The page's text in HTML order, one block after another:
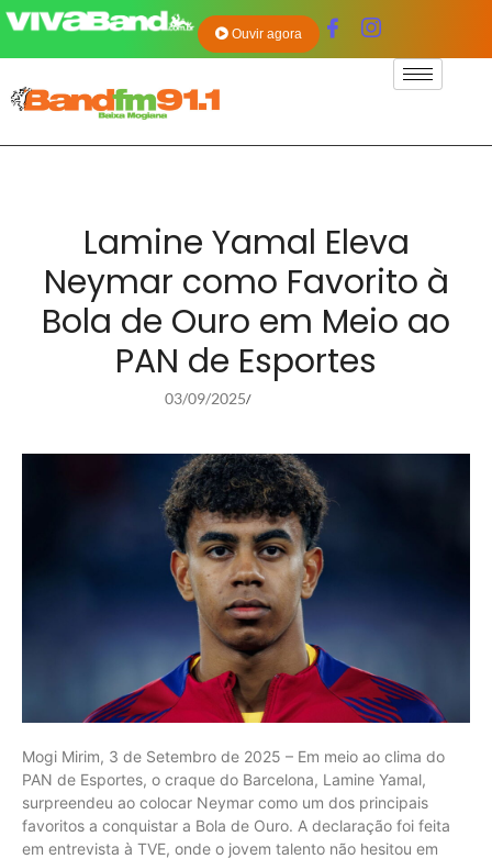
Ouvir agora
Lamine Yamal Eleva
Neymar como Favorito à
Bola de Ouro em Meio ao
PAN de Esportes
03/09/2025/
Mogi Mirim, 3 de Setembro de 2025 – Em meio ao clima do
PAN de Esportes, o craque do Barcelona, Lamine Yamal,
surpreendeu ao colocar Neymar como um dos principais
favoritos a conquistar a Bola de Ouro. A declaração foi feita
em entrevista à TVE, onde o jovem talento não hesitou em